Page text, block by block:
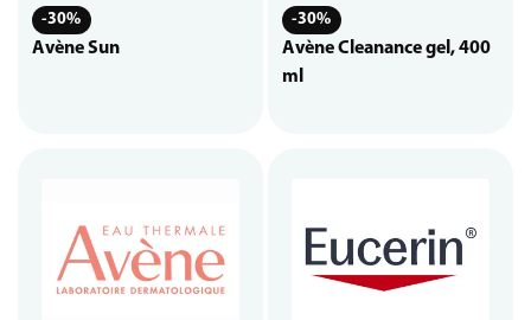
-30%
Avène Sun
-30%
Avène Cleanance gel, 400
ml